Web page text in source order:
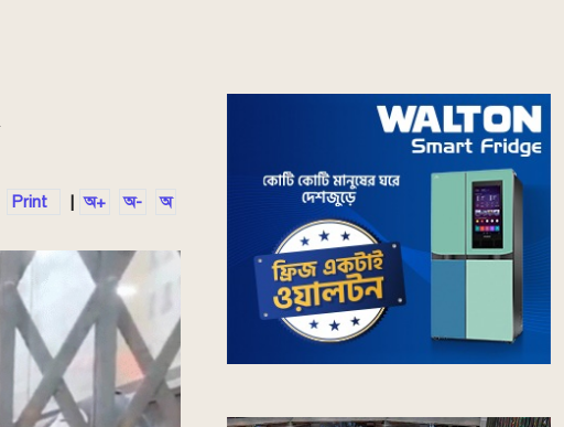
Print অ+ অ- অ